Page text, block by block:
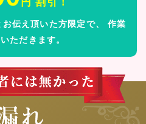
伝え頂いた方限定で、
作業
ただきます。